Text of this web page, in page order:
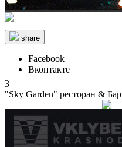
share
Facebook
Вконтакте
3
"Sky Garden" ресторан & Бар